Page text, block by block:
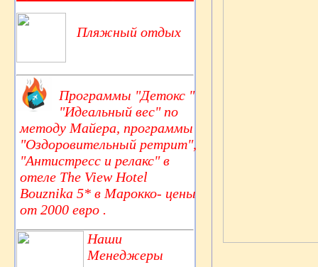
Пляжный отдых
Программы "Детокс "
"Идеальный вес" по
методу Майера, программы
"Оздоровительный ретрит",
"Антистресс и релакс" в
отеле The View Hotel
Bouznika 5* в Марокко- цены
от 2000 евро .
Наши
Менеджеры